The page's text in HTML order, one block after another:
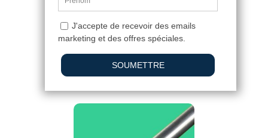
6,62 €
4.9 /5-10avis